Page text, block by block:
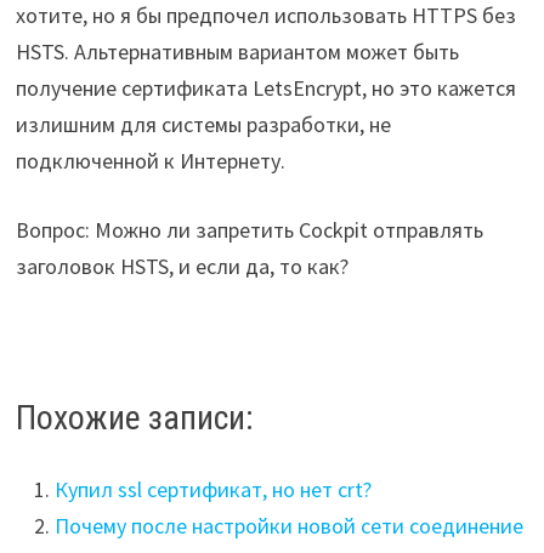
хотите, но я бы предпочел использовать HTTPS без
HSTS. Альтернативным вариантом может быть
получение сертификата LetsEncrypt, но это кажется
излишним для системы разработки, не
подключенной к Интернету.
Вопрос: Можно ли запретить Cockpit отправлять
заголовок HSTS, и если да, то как?
Похожие записи:
Купил ssl сертификат, но нет crt?
Почему после настройки новой сети соединение